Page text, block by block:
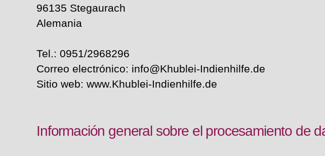
96135 Stegaurach
Alemania
Tel.: 0951/2968296
Correo electrónico: info@Khublei-Indienhilfe.de
Sitio web: www.Khublei-Indienhilfe.de
Información general sobre el procesamiento de